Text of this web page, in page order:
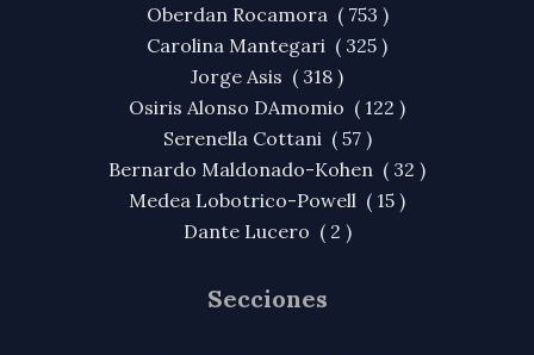
Oberdan Rocamora ( 753 )
Carolina Mantegari ( 325 )
Jorge Asis ( 318 )
Osiris Alonso DAmomio ( 122 )
Serenella Cottani ( 57 )
Bernardo Maldonado-Kohen ( 32 )
Medea Lobotrico-Powell ( 15 )
Dante Lucero ( 2 )
Secciones